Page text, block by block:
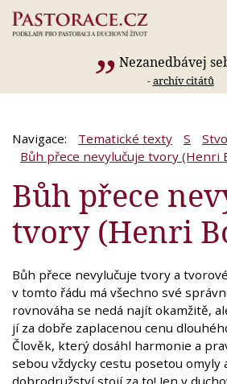
Nezanedbávej
-archív citátů
Navigace: Tematické texty S
Bůh přece nevylučuje tvory (Henri
Bůh přece
tvory (Henri
Bůh přece nevylučuje tvory a
v tomto řádu má všechno své
rovnováha se nedá najít okamžitě,
jí za dobře zaplacenou cenu
Člověk, který dosáhl harmonie a
sebou vždycky cestu posetou omyly